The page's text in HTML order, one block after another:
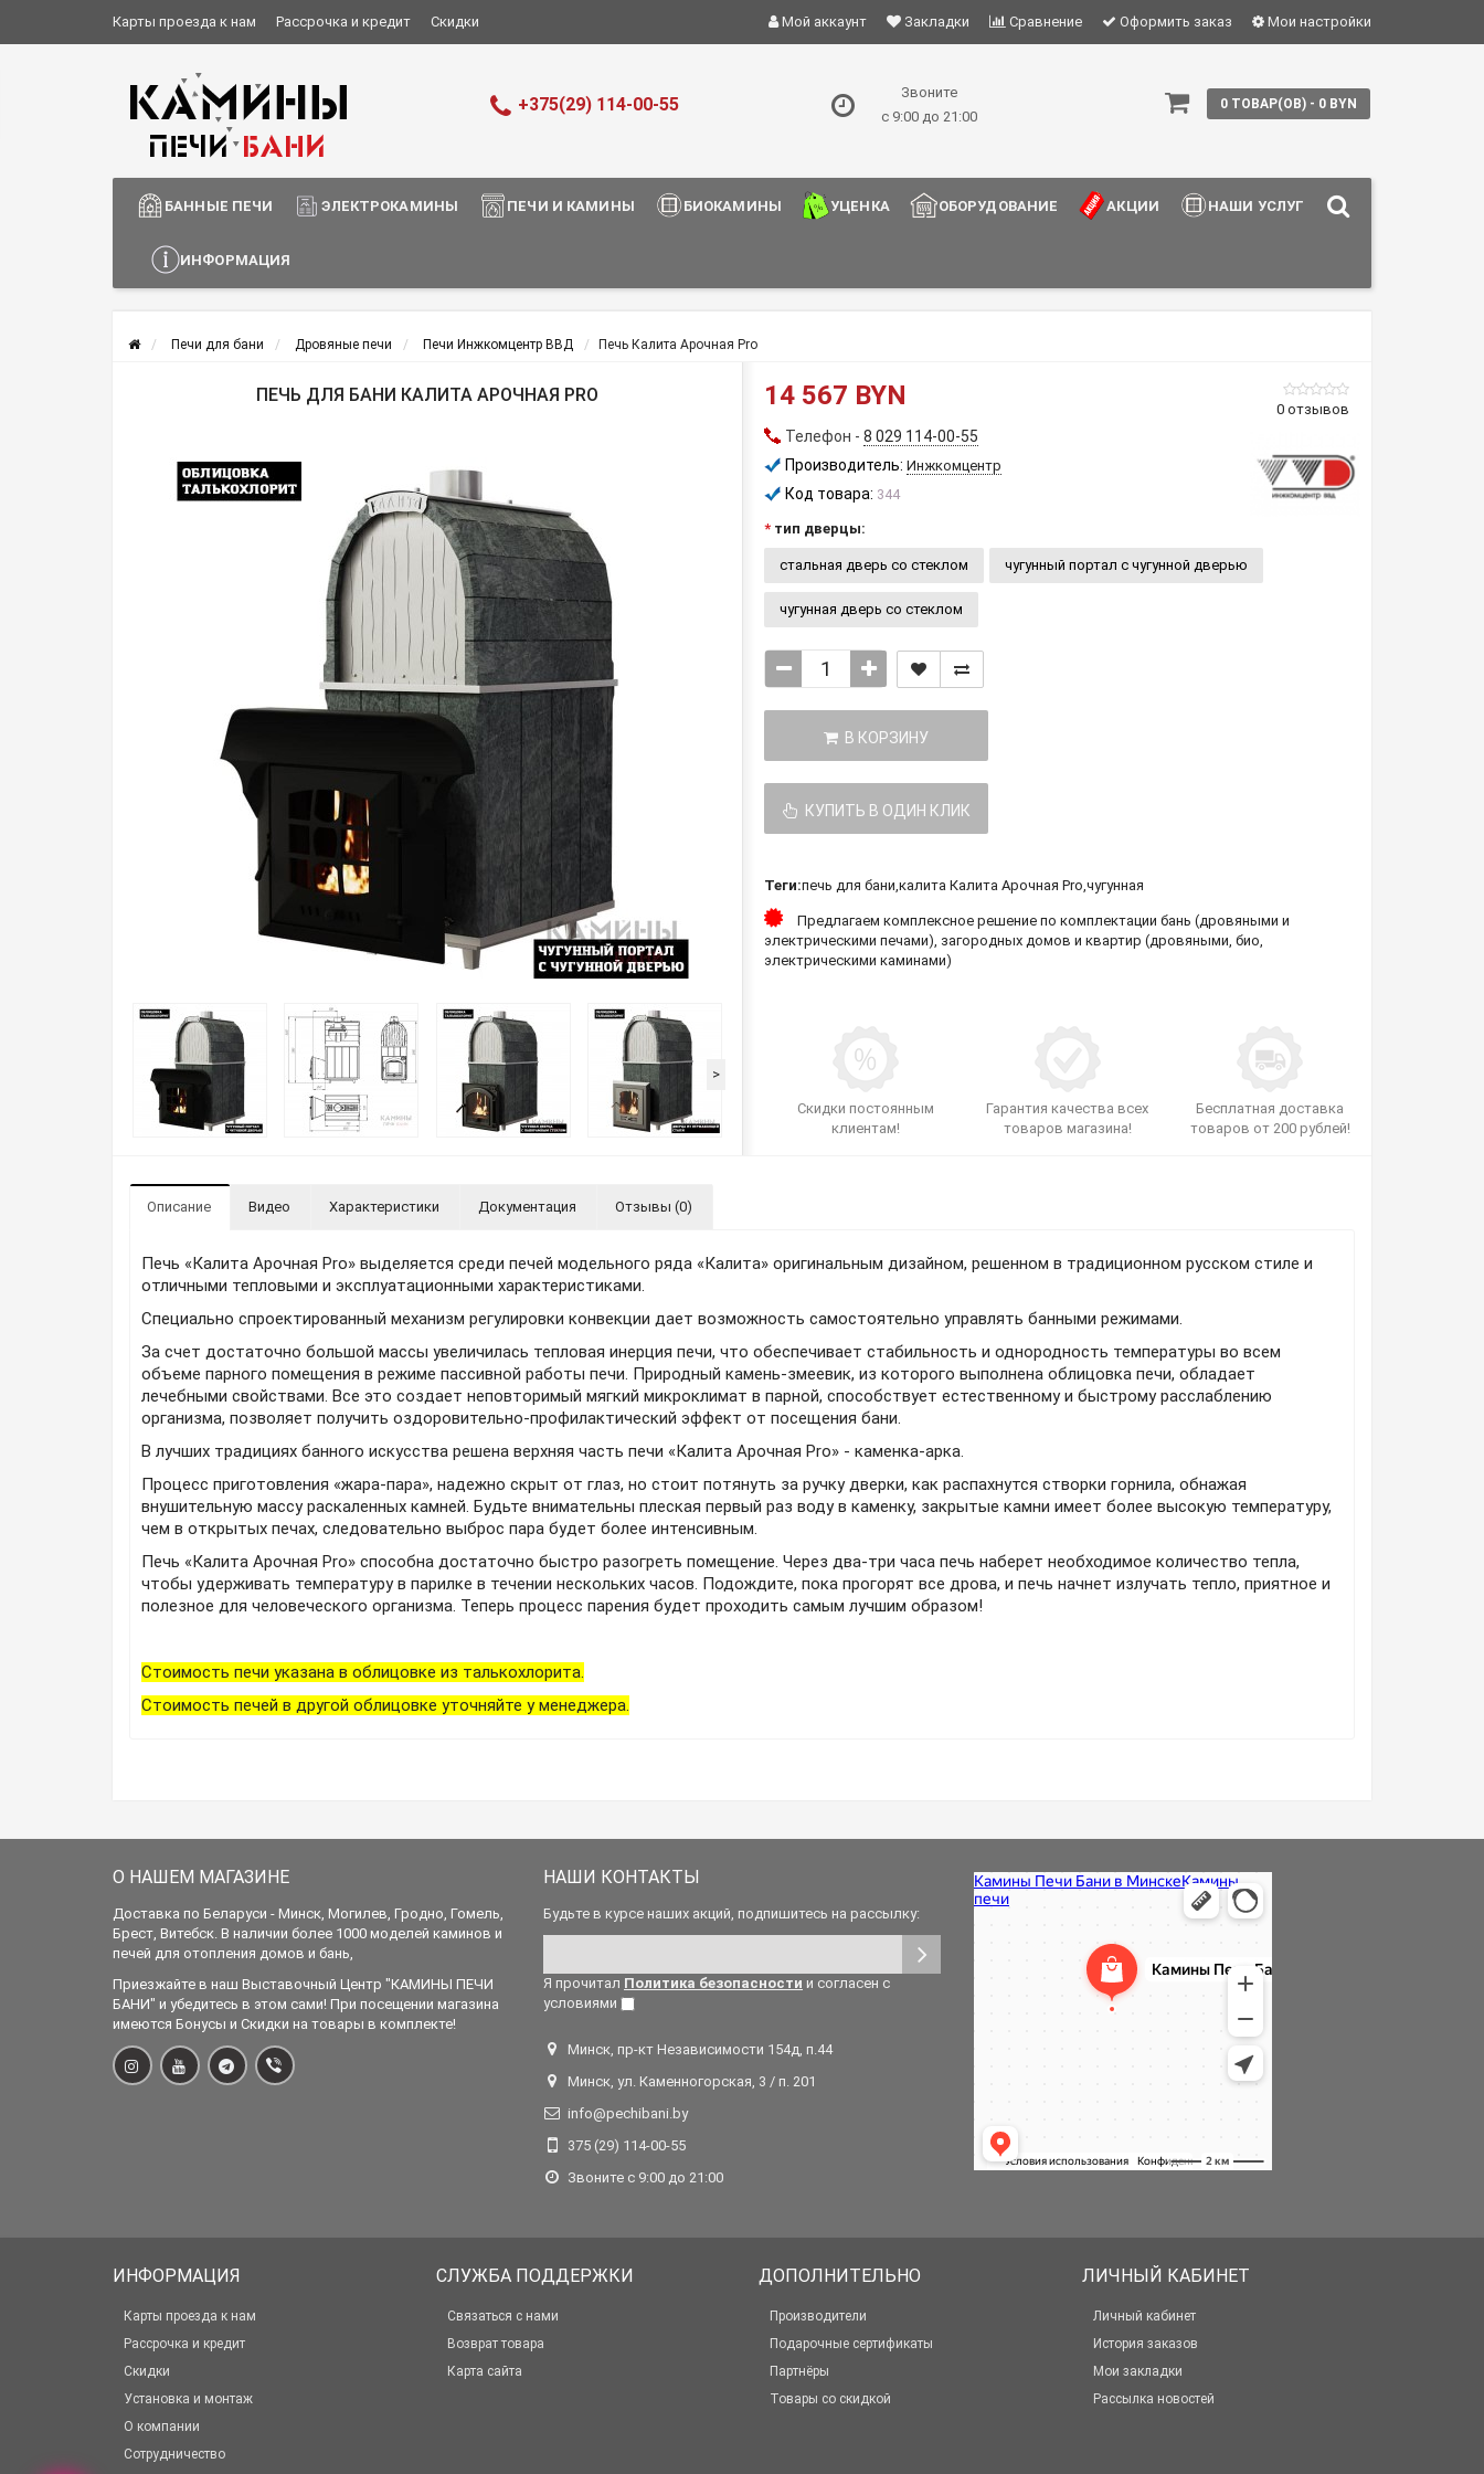
Карты проезда к нам Рассрочка и кредит Скидки
Информация о доставке
Мой аккаунт Закладки Сравнение Оформить заказ Мои настройки
+375(29) 114-00-55
Звоните
с 9:00 до 21:00
0 ТОВАР(ОВ) - 0 BYN
БАННЫЕ ПЕЧИ ЭЛЕКТРОКАМИНЫ ПЕЧИ И КАМИНЫ БИОКАМИНЫ УЦЕНКА ОБОРУДОВАНИЕ АКЦИИ НАШИ УСЛУГИ
ИНФОРМАЦИЯ
Печи для бани Дровяные печи Печи Инжкомцентр ВВД Печь Калита Арочная Pro
ПЕЧЬ ДЛЯ БАНИ КАЛИТА АРОЧНАЯ PRO
>
0 отзывов
14 567 BYN
Телефон - 8 029 114-00-55
Производитель: Инжкомцентр
Код товара: 344
тип дверцы:
стальная дверь со стеклом чугунный портал с чугунной дверью
чугунная дверь со стеклом
В КОРЗИНУ
КУПИТЬ В ОДИН КЛИК
Теги:печь для бани,калита Калита Арочная Pro,чугунная
Скидки постоянным
клиентам!
Гарантия качества всех
товаров магазина!
Бесплатная доставка
товаров от 200 рублей!
Предлагаем комплексное решение по комплектации бань (дровяными и
электрическими печами), загородных домов и квартир (дровяными, био,
электрическими каминами)
Описание Видео Характеристики Документация Отзывы (0)
Печь «Калита Арочная Pro» выделяется среди печей модельного ряда «Калита» оригинальным дизайном, решенном в традиционном русском стиле и
отличными тепловыми и эксплуатационными характеристиками.
Специально спроектированный механизм регулировки конвекции дает возможность самостоятельно управлять банными режимами.
За счет достаточно большой массы увеличилась тепловая инерция печи, что обеспечивает стабильность и однородность температуры во всем
объеме парного помещения в режиме пассивной работы печи. Природный камень-змеевик, из которого выполнена облицовка печи, обладает
лечебными свойствами. Все это создает неповторимый мягкий микроклимат в парной, способствует естественному и быстрому расслаблению
организма, позволяет получить оздоровительно-профилактический эффект от посещения бани.
В лучших традициях банного искусства решена верхняя часть печи «Калита Арочная Pro» - каменка-арка.
Процесс приготовления «жара-пара», надежно скрыт от глаз, но стоит потянуть за ручку дверки, как распахнутся створки горнила, обнажая
внушительную массу раскаленных камней. Будьте внимательны плеская первый раз воду в каменку, закрытые камни имеет более высокую температуру,
чем в открытых печах, следовательно выброс пара будет более интенсивным.
Печь «Калита Арочная Pro» способна достаточно быстро разогреть помещение. Через два-три часа печь наберет необходимое количество тепла,
чтобы удерживать температуру в парилке в течении нескольких часов. Подождите, пока прогорят все дрова, и печь начнет излучать тепло, приятное и
полезное для человеческого организма. Теперь процесс парения будет проходить самым лучшим образом!
Стоимость печи указана в облицовке из талькохлорита.
Стоимость печей в другой облицовке уточняйте у менеджера.
О НАШЕМ МАГАЗИНЕ
Доставка по Беларуси - Минск, Могилев, Гродно, Гомель,
Брест, Витебск. В наличии более 1000 моделей каминов и
печей для отопления домов и бань,
Приезжайте в наш Выставочный Центр "КАМИНЫ ПЕЧИ
БАНИ" и убедитесь в этом сами! При посещении магазина
имеются Бонусы и Скидки на товары в комплекте!
НАШИ КОНТАКТЫ
Будьте в курсе наших акций, подпишитесь на рассылку:
Я прочитал Политика безопасности и согласен с
условиями
Минск, пр-кт Независимости 154д, п.44
Минск, ул. Каменногорская, 3 / п. 201
info@pechibani.by
375 (29) 114-00-55
Звоните с 9:00 до 21:00
ИНФОРМАЦИЯ
Карты проезда к нам
Рассрочка и кредит
Скидки
Установка и монтаж
О компании
Сотрудничество
СЛУЖБА ПОДДЕРЖКИ
Связаться с нами
Возврат товара
Карта сайта
ДОПОЛНИТЕЛЬНО
Производители
Подарочные сертификаты
Партнёры
Товары со скидкой
ЛИЧНЫЙ КАБИНЕТ
Личный кабинет
История заказов
Мои закладки
Рассылка новостей